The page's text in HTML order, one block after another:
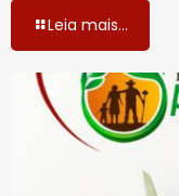
Leia mais...